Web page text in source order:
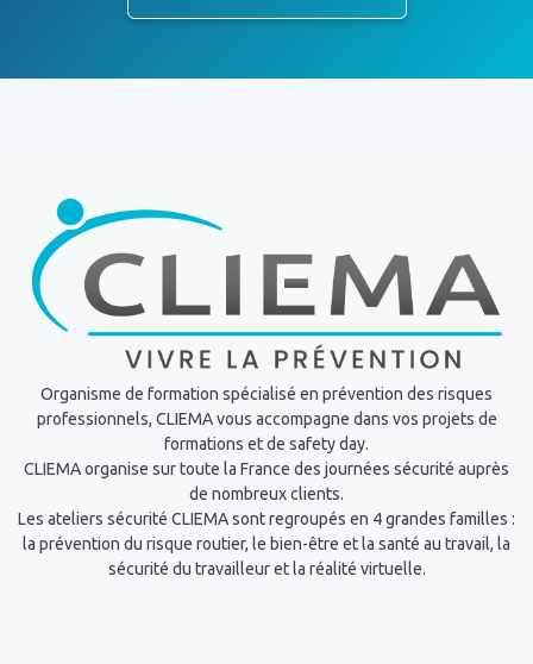
Organisme de formation spécialisé en prévention des risques
professionnels, CLIEMA vous accompagne dans vos projets de
formations et de safety day.
CLIEMA organise sur toute la France des journées sécurité auprès
de nombreux clients.
Les ateliers sécurité CLIEMA sont regroupés en 4 grandes familles :
la prévention du risque routier, le bien-être et la santé au travail, la
sécurité du travailleur et la réalité virtuelle.